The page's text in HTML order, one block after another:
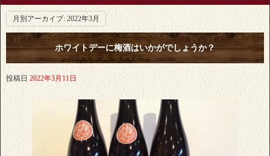
月別アーカイブ: 2022年3月
ホワイトデーに梅酒はいかがでしょうか？
投稿日 2022年3月11日